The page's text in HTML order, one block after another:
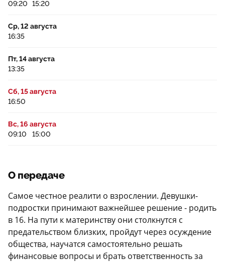
09:20
15:20
Ср, 12 августа
16:35
Пт, 14 августа
13:35
Сб, 15 августа
16:50
Вс, 16 августа
09:10
15:00
О передаче
Самое честное реалити о взрослении. Девушки-
подростки принимают важнейшее решение - родить
в 16. На пути к материнству они столкнутся с
предательством близких, пройдут через осуждение
общества, научатся самостоятельно решать
финансовые вопросы и брать ответственность за